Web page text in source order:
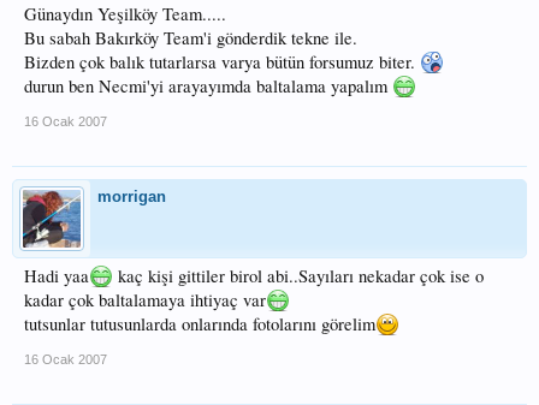
Günaydın Yeşilköy Team.....
Bu sabah Bakırköy Team'i gönderdik tekne ile.
Bizden çok balık tutarlarsa varya bütün forsumuz biter.
durun ben Necmi'yi arayayımda baltalama yapalım
16 Ocak 2007
morrigan
Hadi yaa
kaç kişi gittiler birol abi..Sayıları nekadar çok ise o
kadar çok baltalamaya ihtiyaç var
tutsunlar tutusunlarda onlarında fotolarını görelim
16 Ocak 2007